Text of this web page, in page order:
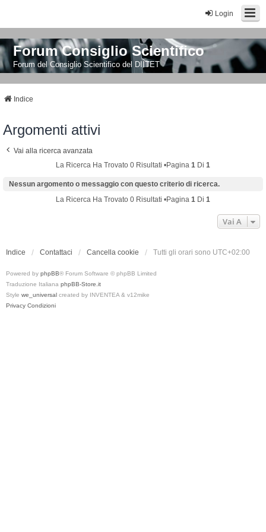
Login
Forum Consiglio Scientifico
Forum del Consiglio Scientifico del DIITET
Indice
Argomenti attivi
Vai alla ricerca avanzata
La Ricerca Ha Trovato 0 Risultati •Pagina 1 Di 1
Nessun argomento o messaggio con questo criterio di ricerca.
La Ricerca Ha Trovato 0 Risultati •Pagina 1 Di 1
Vai A
Indice Contattaci Cancella cookie Tutti gli orari sono UTC+02:00
Powered by phpBB® Forum Software © phpBB Limited
Traduzione Italiana phpBB-Store.it
Style we_universal created by INVENTEA & v12mike
Privacy Condizioni